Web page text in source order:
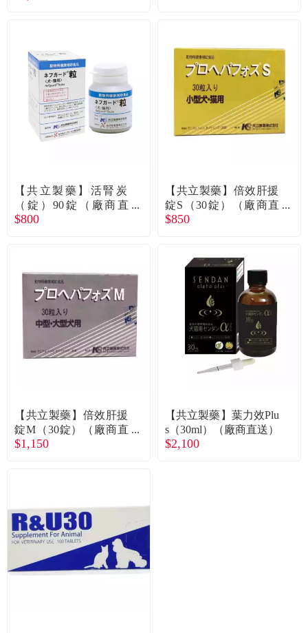
【共立製藥】活腎炭
（錠）90錠（廠商直
送）
$800
【共立製藥】倍效肝援
錠S（30錠）（廠商直
送）
$850
【共立製藥】倍效肝援
錠M（30錠）（廠商直
送）
$1,150
【共立製藥】葉力效Plu
s（30ml）（廠商直送）
$2,100